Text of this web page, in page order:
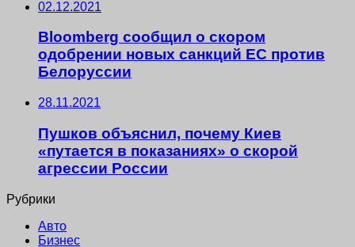
02.12.2021
Bloomberg сообщил о скором
одобрении новых санкций ЕС против
Белоруссии
28.11.2021
Пушков объяснил, почему Киев
«путается в показаниях» о скорой
агрессии России
Рубрики
Авто
Бизнес